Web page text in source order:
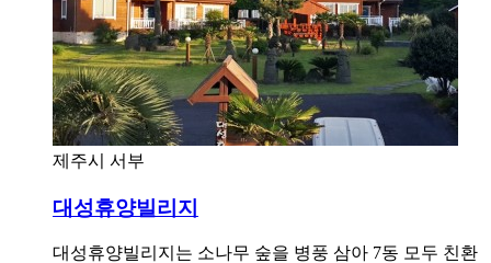
제주시 서부
대성휴양빌리지
대성휴양빌리지는 소나무 숲을 병풍 삼아 7동 모두 친환